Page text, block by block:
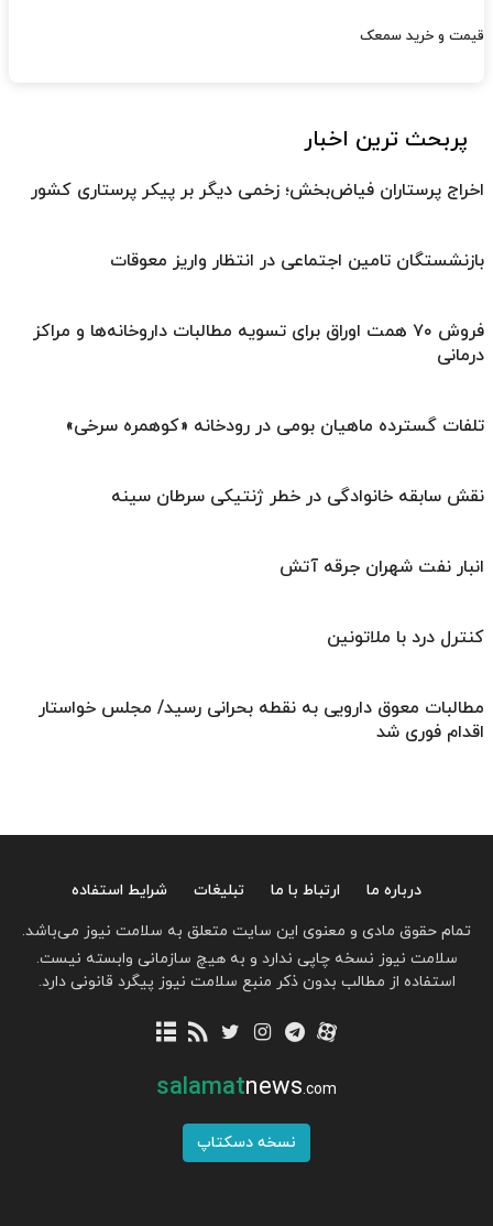
قیمت و خرید سمعک
پربحث ترین اخبار
اخراج پرستاران فیاض‌بخش؛ زخمی دیگر بر پیکر پرستاری کشور
بازنشستگان تامین اجتماعی در انتظار واریز معوقات
فروش ۷۰ همت اوراق برای تسویه مطالبات داروخانه‌ها و مراکز
درمانی
تلفات گسترده ماهیان بومی در رودخانه «کوهمره سرخی»
نقش سابقه خانوادگی در خطر ژنتیکی سرطان سینه
انبار نفت شهران جرقه آتش
کنترل درد با ملاتونین
مطالبات معوق دارویی به نقطه بحرانی رسید/ مجلس خواستار
اقدام فوری شد
درباره ما ارتباط با ما تبلیغات
شرایط استفاده
تمام حقوق مادی و معنوی این سایت متعلق به سلامت نیوز می‌باشد.
سلامت نیوز نسخه چاپی ندارد و به هیچ سازمانی وابسته نیست.
استفاده از مطالب بدون ذکر منبع سلامت نیوز پیگرد قانونی دارد.
salamatnews.com
نسخه دسکتاپ